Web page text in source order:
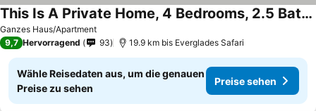
Ganzes Haus/Apartment
This Is A Private Home, 4 Bedrooms, 2.5 Bathrooms Sleeps 8
9,7 Hervorragend 93 19.9 km bis Everglades Safari
Wähle Reisedaten aus, um die genauen
Preise zu sehen
Preise sehen